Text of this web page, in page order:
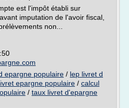
est l'impôt établi sur
imputation de l'avoir fiscal,
non...
epargne populaire / lep livret d
epargne populaire / calcul
/ taux livret d'epargne